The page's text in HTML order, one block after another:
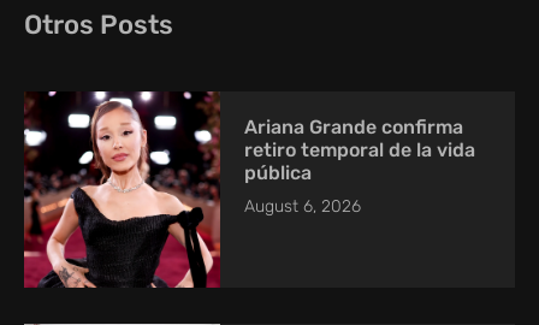
Otros Posts
Ariana Grande confirma
retiro temporal de la vida
pública
August 6, 2026